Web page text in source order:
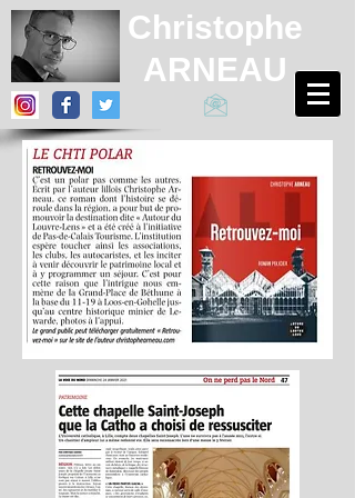
Christophe
ARNEAU